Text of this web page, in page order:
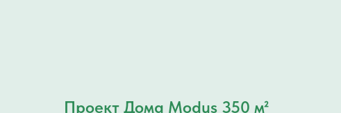
Проект Дома Modus 350 м²